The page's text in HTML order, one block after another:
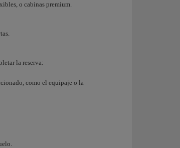
o cabinas premium.
la reserva:
como el equipaje o la